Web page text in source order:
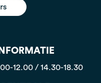
12.00 / 14.30-18.30